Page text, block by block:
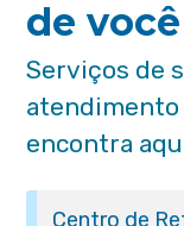
de você
Serviços de
atendimento
encontra
Centro de